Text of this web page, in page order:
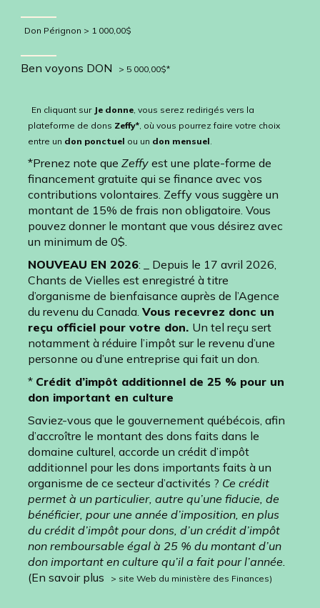
Don Pérignon > 1 000,00$
Ben voyons DON > 5 000,00$*
En cliquant sur Je donne , vous serez redirigés vers la
plateforme de dons Zeffy* , où vous pourrez faire votre choix
entre un don ponctuel ou un don mensuel
*Prenez note que Zeffy est une plate-forme de
financement gratuite qui se finance avec vos
contributions volontaires. Zeffy vous suggère un
montant de 15% de frais non obligatoire. Vous
pouvez donner le montant que vous désirez avec
un minimum de 0$.
NOUVEAU EN 2026: _ Depuis le 17 avril 2026,
Chants de Vielles est enregistré à titre
d’organisme de bienfaisance auprès de l’Agence
du revenu du Canada. Vous recevrez donc un
reçu officiel pour votre don. Un tel reçu sert
notamment à réduire l’impôt sur le revenu d’une
personne ou d’une entreprise qui fait un don.
* Crédit d’impôt additionnel de 25 % pour un
don important en culture
Saviez-vous que le gouvernement québécois, afin
d’accroître le montant des dons faits dans le
domaine culturel, accorde un crédit d’impôt
additionnel pour les dons importants faits à un
organisme de ce secteur d’activités ? Ce crédit
permet à un particulier, autre qu’une fiducie, de
bénéficier, pour une année d’imposition, en plus
du crédit d’impôt pour dons, d’un crédit d’impôt
non remboursable égal à 25 % du montant d’un
don important en culture qu’il a fait pour l’année.
(En savoir plus
> site Web du ministère des Finances)